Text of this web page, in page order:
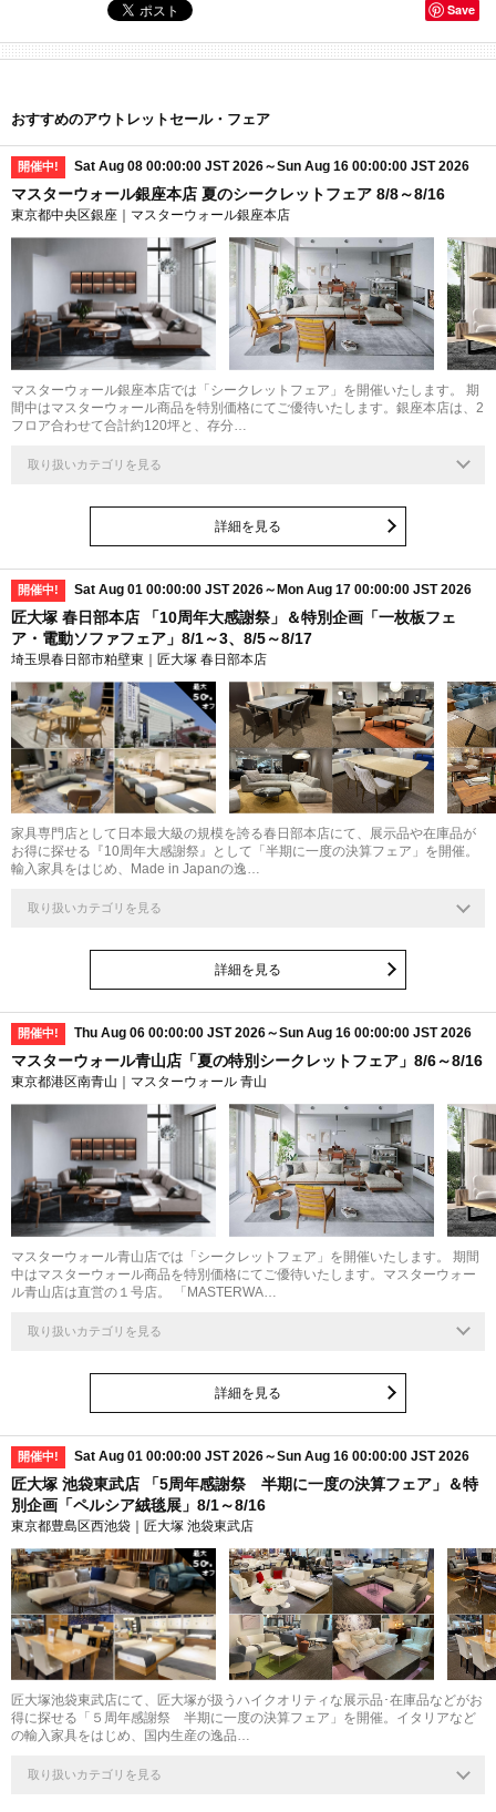
Save
おすすめのアウトレットセール・フェア
開催中! Sat Aug 08 00:00:00 JST 2026～Sun Aug 16 00:00:00 JST 2026
マスターウォール銀座本店 夏のシークレットフェア 8/8～8/16
東京都中央区銀座｜マスターウォール銀座本店
マスターウォール銀座本店では「シークレットフェア」を開催いたします。 期
間中はマスターウォール商品を特別価格にてご優待いたします。銀座本店は、2
フロア合わせて合計約120坪と、存分…
取り扱いカテゴリを見る
詳細を見る
開催中! Sat Aug 01 00:00:00 JST 2026～Mon Aug 17 00:00:00 JST 2026
匠大塚 春日部本店 「10周年大感謝祭」＆特別企画「一枚板フェ
ア・電動ソファフェア」8/1～3、8/5～8/17
埼玉県春日部市粕壁東｜匠大塚 春日部本店
最大
50%
家具専門店として日本最大級の規模を誇る春日部本店にて、展示品や在庫品が
お得に探せる『10周年大感謝祭』として「半期に一度の決算フェア」を開催。
輸入家具をはじめ、Made in Japanの逸…
取り扱いカテゴリを見る
詳細を見る
開催中! Thu Aug 06 00:00:00 JST 2026～Sun Aug 16 00:00:00 JST 2026
マスターウォール青山店「夏の特別シークレットフェア」8/6～8/16
東京都港区南青山｜マスターウォール 青山
マスターウォール青山店では「シークレットフェア」を開催いたします。 期間
中はマスターウォール商品を特別価格にてご優待いたします。マスターウォー
ル青山店は直営の１号店。 「MASTERWA…
取り扱いカテゴリを見る
詳細を見る
開催中! Sat Aug 01 00:00:00 JST 2026～Sun Aug 16 00:00:00 JST 2026
匠大塚 池袋東武店 「5周年感謝祭 半期に一度の決算フェア」＆特
別企画「ペルシア絨毯展」8/1～8/16
東京都豊島区西池袋｜匠大塚 池袋東武店
最大
50%
匠大塚池袋東武店にて、匠大塚が扱うハイクオリティな展示品･在庫品などがお
得に探せる「５周年感謝祭 半期に一度の決算フェア」を開催。イタリアなど
の輸入家具をはじめ、国内生産の逸品…
取り扱いカテゴリを見る